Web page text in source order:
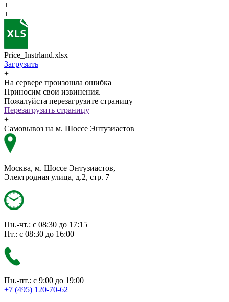
+
+
Price_Instrland.xlsx
Загрузить
+
На сервере произошла ошибка
Приносим свои извинения.
Пожалуйста перезагрузите страницу
Перезагрузить страницу
+
Самовывоз на м. Шоссе Энтузиастов
Москва, м. Шоссе Энтузиастов,
Электродная улица, д.2, стр. 7
Пн.-чт.: с 08:30 до 17:15
Пт.: с 08:30 до 16:00
Пн.-пт.: с 9:00 до 19:00
+7 (495) 120-70-62